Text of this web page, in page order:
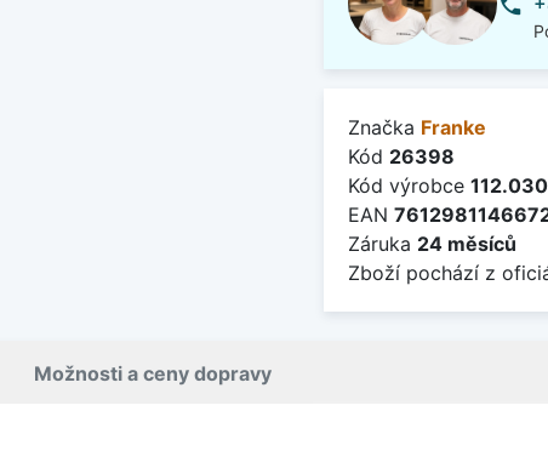
Značka Franke
Kód 26398
Kód výrobce
EAN
Záruka 24 měsíců
Zboží pochází z
Možnosti a ceny dopravy